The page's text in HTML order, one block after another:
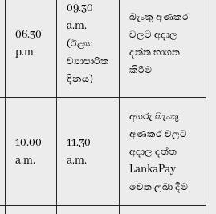
06.30
p.m.
09.30
a.m.
(ඊළඟ
ව්‍යාපාරික
දිනය)
බැංකු අණකර
වලට අදාල
දත්ත භාගත
කිරීම
10.00
a.m.
11.30
a.m.
අගරු බැංකු
අණකර වලට
අදාල දත්ත
LankaPay
වෙත ලබා දීම